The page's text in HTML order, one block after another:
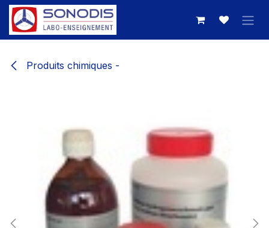
Se rendre au contenu
Produits chimiques -